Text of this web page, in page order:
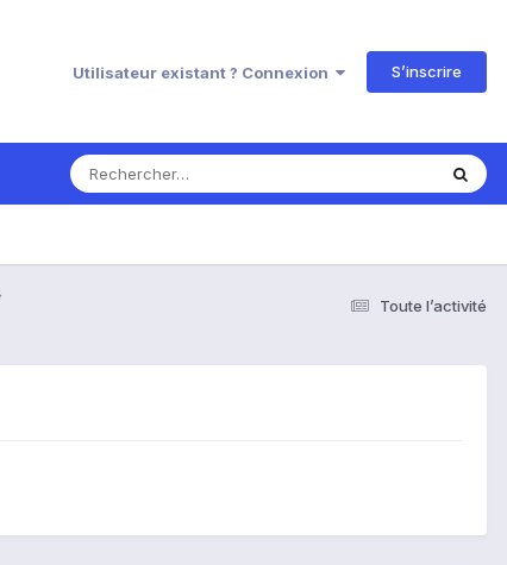
Utilisateur existant ? Connexion S’inscrire
Toute l’activité